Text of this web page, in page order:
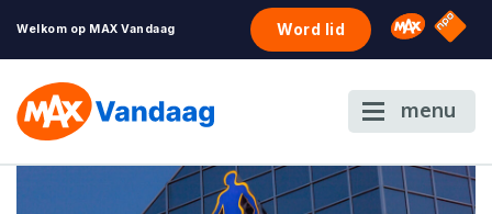
Welkom op MAX Vandaag Word lid Omroep
NPO
menu